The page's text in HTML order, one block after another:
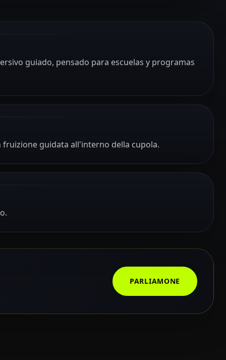
guiado, pensado para escuelas y programas
guidata all'interno della cupola.
PARLIAMONE